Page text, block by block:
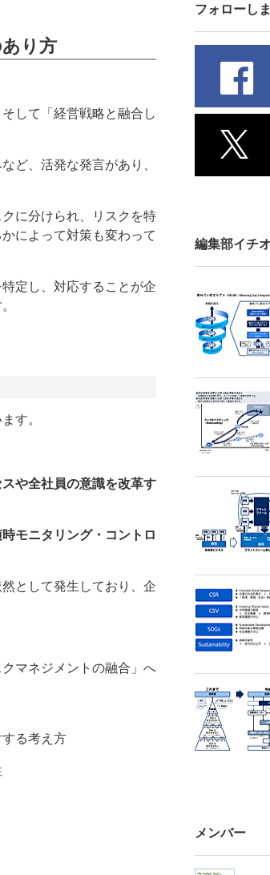
り方
して「経営戦略と融合し
ど、活発な発言があり、
クに分けられ、リスクを特
によって対策も変わって
定し、対応することが企
す。
や全社員の意識を改革す
モニタリング・コントロ
として発生しており、企
マネジメントの融合」へ
る考え方
フォローし
編集部イチ
メンバー